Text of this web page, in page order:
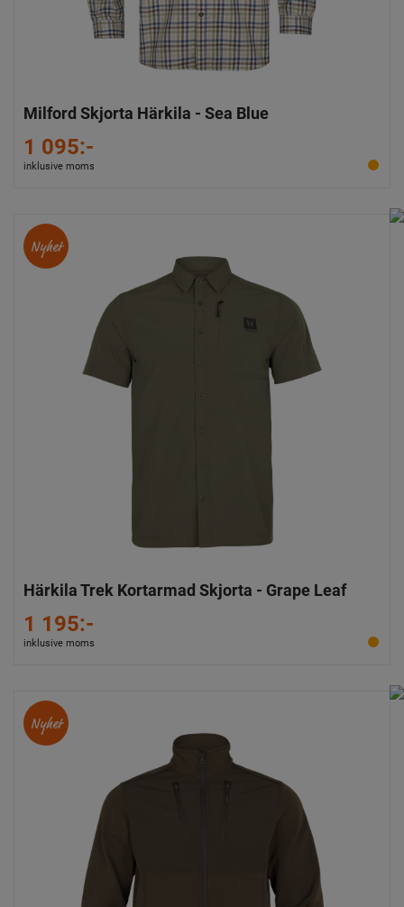
Milford Skjorta Härkila - Sea Blue
1 095:-
inklusive moms
Nyhet
Härkila Trek Kortarmad Skjorta - Grape Leaf
1 195:-
inklusive moms
Nyhet